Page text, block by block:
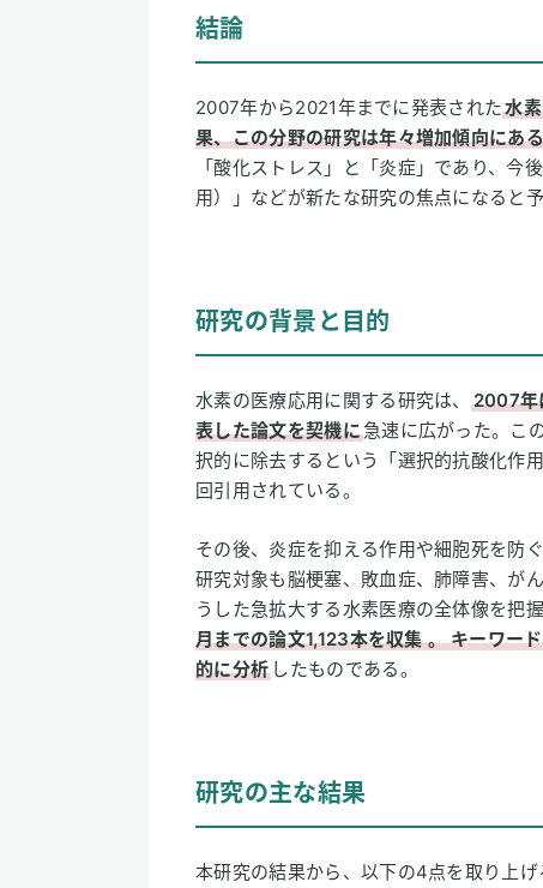
2
① 論文数は14年間で約14倍に増加し
② 現在の研究の中心は「酸化ストレ
③ 次の注目テーマは「腸内細菌叢」と
5 水素健康活用研究所編集部の感想
7 論文情報
論文タイトル
結論
2007年から2021年までに発表された水
果、この分野の研究は年々増加傾向にあ
「酸化ストレス」と「炎症」であり、今
用）」などが新たな研究の焦点になると予
研究の背景と目的
水素の医療応用に関する研究は、
2007年
表した論文を契機に急速に広がった。こ
択的に除去するという「選択的抗酸化作
回引用されている。
その後、炎症を抑える作用や細胞死を防
研究対象も脳梗塞、敗血症、肺障害、が
うした急拡大する水素医療の全体像を把握
月までの論文1,123本を収集 。 キーワー
的に分析 したものである。
研究の主な結果
本研究の結果から、以下の4点を取り上げ